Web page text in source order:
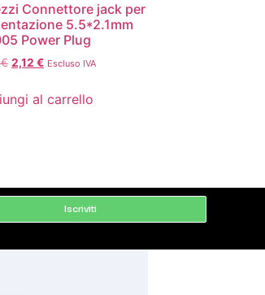
Connettore jack per
5.5*2.1mm
Power Plug
€ 2,12€ Escluso IVA
al carrello
Iscriviti